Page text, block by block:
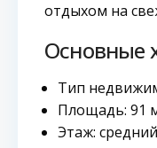
отдыхом на
Основные
Тип
Площадь: 91
Этаж: